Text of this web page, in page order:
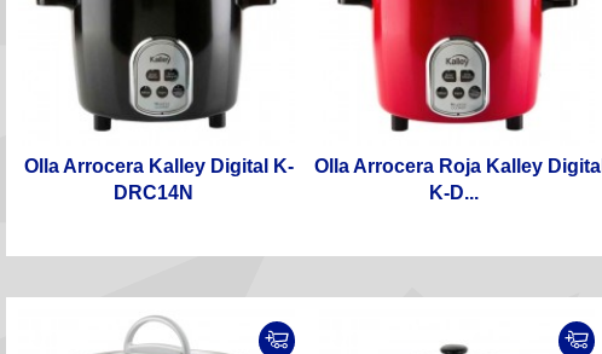
Olla Arrocera Kalley Digital K-
DRC14N
Olla Arrocera Roja Kalley Digital
K-D...